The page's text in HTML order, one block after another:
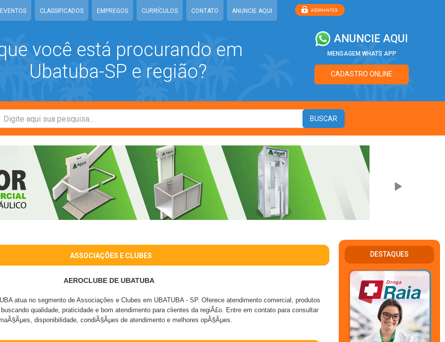
EVENTOS CLASSIFICADOS EMPREGOS CURRÍCULOS CONTATO ANUNCIE AQUI
você está procurando em
Ubatuba-SP e região?
ANUNCIE AQUI
MENSAGEM WHATS APP
CADASTRO ONLINE
ASSOCIAÇÕES E CLUBES
AEROCLUBE DE UBATUBA
atua no segmento de Associações e Clubes em UBATUBA - SP. Oferece atendimento comercial, produtos
qualidade, praticidade e bom atendimento para clientes da regiÃ£o. Entre em contato para consultar
disponibilidade, condiÃ§Ãµes de atendimento e melhores opÃ§Ãµes.
DESTAQUES